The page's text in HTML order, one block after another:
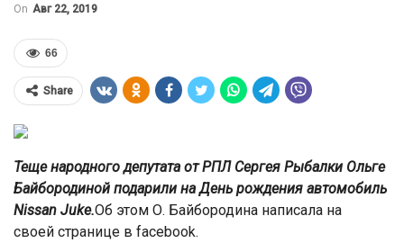
On Авг 22, 2019
66
Share
Теще народного депутата от РПЛ Сергея Рыбалки Ольге
Байбородиной подарили на День рождения автомобиль
Nissan Juke.Об этом О. Байбородина написала на
своей странице в facebook.